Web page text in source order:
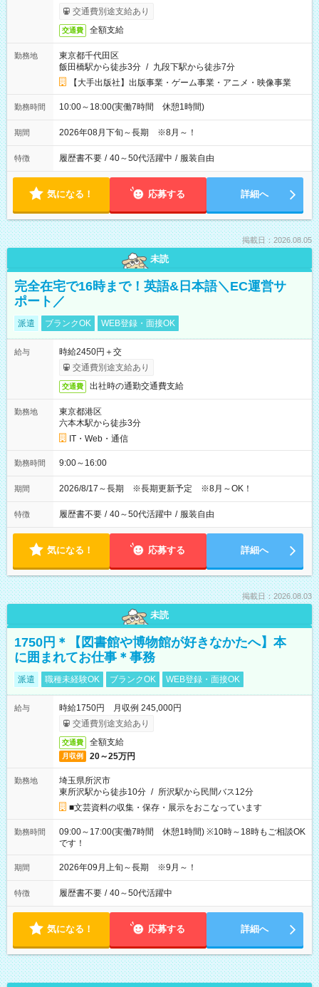
交通費別途支給あり
交通費 全額支給
勤務地
東京都千代田区
飯田橋駅から徒歩3分 / 九段下駅から徒歩7分
【大手出版社】出版事業・ゲーム事業・アニメ・映像事業
勤務時間 10:00～18:00(実働7時間 休憩1時間)
期間 2026年08月下旬～長期 ※8月～！
特徴 履歴書不要 / 40～50代活躍中 / 服装自由
気になる！ 応募する 詳細へ
掲載日：2026.08.05
未読
完全在宅で16時まで！英語&日本語＼EC運営サ
ポート／
派遣 ブランクOK WEB登録・面接OK
給与
時給2450円＋交
交通費別途支給あり
交通費 出社時の通勤交通費支給
勤務地
東京都港区
六本木駅から徒歩3分
IT・Web・通信
勤務時間 9:00～16:00
期間 2026/8/17～長期 ※長期更新予定 ※8月～OK！
特徴 履歴書不要 / 40～50代活躍中 / 服装自由
気になる！ 応募する 詳細へ
掲載日：2026.08.03
未読
1750円＊【図書館や博物館が好きなかたへ】本
に囲まれてお仕事＊事務
派遣 職種未経験OK ブランクOK WEB登録・面接OK
給与
時給1750円 月収例 245,000円
交通費別途支給あり
交通費 全額支給
月収例 20～25万円
勤務地
埼玉県所沢市
東所沢駅から徒歩10分 / 所沢駅から民間バス12分
■文芸資料の収集・保存・展示をおこなっています
勤務時間
09:00～17:00(実働7時間 休憩1時間) ※10時～18時もご相談OK
です！
期間 2026年09月上旬～長期 ※9月～！
特徴 履歴書不要 / 40～50代活躍中
気になる！ 応募する 詳細へ